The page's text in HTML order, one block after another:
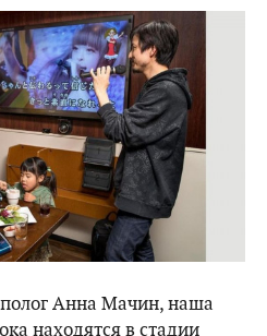
Анна Мачин, наша
находятся в стадии